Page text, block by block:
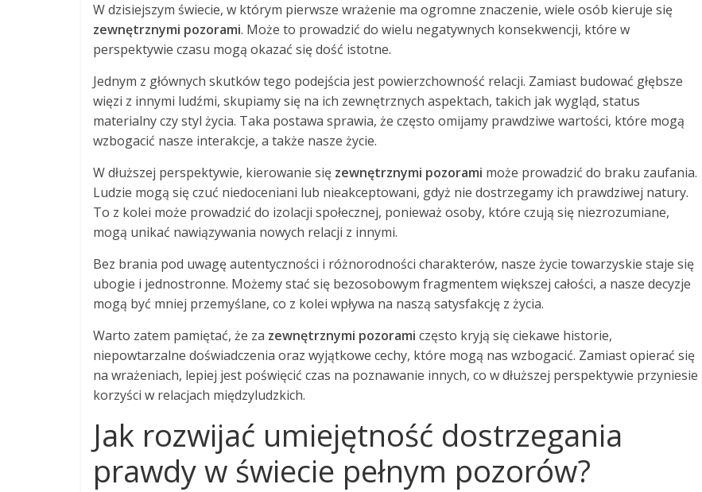
W dzisiejszym świecie, w którym pierwsze wrażenie ma ogromne znaczenie, wiele osób kieruje się
zewnętrznymi pozorami. Może to prowadzić do wielu negatywnych konsekwencji, które w
perspektywie czasu mogą okazać się dość istotne.
Jednym z głównych skutków tego podejścia jest powierzchowność relacji. Zamiast budować głębsze
więzi z innymi ludźmi, skupiamy się na ich zewnętrznych aspektach, takich jak wygląd, status
materialny czy styl życia. Taka postawa sprawia, że często omijamy prawdziwe wartości, które mogą
wzbogacić nasze interakcje, a także nasze życie.
W dłuższej perspektywie, kierowanie się zewnętrznymi pozorami może prowadzić do braku zaufania.
Ludzie mogą się czuć niedoceniani lub nieakceptowani, gdyż nie dostrzegamy ich prawdziwej natury.
To z kolei może prowadzić do izolacji społecznej, ponieważ osoby, które czują się niezrozumiane,
mogą unikać nawiązywania nowych relacji z innymi.
Bez brania pod uwagę autentyczności i różnorodności charakterów, nasze życie towarzyskie staje się
ubogie i jednostronne. Możemy stać się bezosobowym fragmentem większej całości, a nasze decyzje
mogą być mniej przemyślane, co z kolei wpływa na naszą satysfakcję z życia.
Warto zatem pamiętać, że za zewnętrznymi pozorami często kryją się ciekawe historie,
niepowtarzalne doświadczenia oraz wyjątkowe cechy, które mogą nas wzbogacić. Zamiast opierać się
na wrażeniach, lepiej jest poświęcić czas na poznawanie innych, co w dłuższej perspektywie przyniesie
korzyści w relacjach międzyludzkich.
Jak rozwijać umiejętność dostrzegania
prawdy w świecie pełnym pozorów?